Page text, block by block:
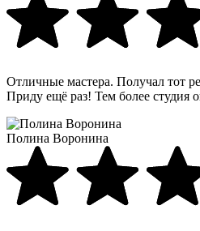
Отличные мастера. Получал тот
Приду ещё раз! Тем более студия
Полина Воронина